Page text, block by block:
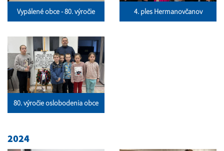
Vypálené obce - 80. výročie 4. ples Hermanovčanov
80. výročie oslobodenia obce
2024